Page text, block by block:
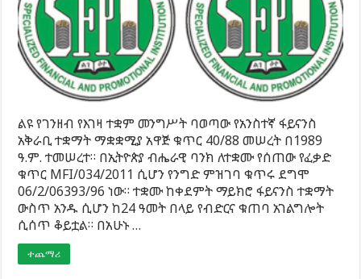
ልዩ የገንዘብ የእገዛ ተቋም መንግሥት ባወጣው የአንስተኛ ፋይናንስ
አቅራቢ ተቋማት ማቋቋሚያ አዋጅ ቁጥር 40/88 መሠረት በ1989
ዓ.ም. ተመሠረተ። በኢትዮጵያ ብሔራዊ ባንክ ለተቋሙ የሰጠው የፈቃድ
ቁጥር MFI/034/2011 ሲሆን የንግድ ምዝገባ ቁጥሩ ደግሞ
06/2/06393/96 ነው። ተቋሙ ከቀደምት ማይክሮ ፋይናንስ ተቋማት
ውስጥ አንዱ ሲሆን ከ24 ዓመት በላይ የብድርና ቁጠባ አገልግሎት
ሲሰጥ ቆይቷል። በአሁኑ …
ተጨማሪ